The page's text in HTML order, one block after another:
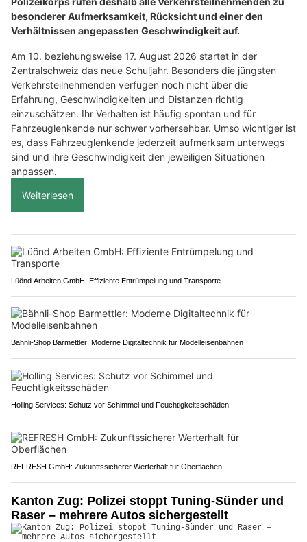
besonderer Aufmerksamkeit, Rücksicht und einer den
Verhältnissen angepassten Geschwindigkeit auf.
Am 10. beziehungsweise 17. August 2026 startet in der
Zentralschweiz das neue Schuljahr. Besonders die jüngsten
Verkehrsteilnehmenden verfügen noch nicht über die
Erfahrung, Geschwindigkeiten und Distanzen richtig
einzuschätzen. Ihr Verhalten ist häufig spontan und für
Fahrzeuglenkende nur schwer vorhersehbar. Umso wichtiger ist
es, dass Fahrzeuglenkende jederzeit aufmerksam unterwegs
sind und ihre Geschwindigkeit den jeweiligen Situationen
anpassen.
Weiterlesen
Lüönd Arbeiten GmbH: Effiziente Entrümpelung und Transporte
Bähnli-Shop Barmettler: Moderne Digitaltechnik für Modelleisenbahnen
Holling Services: Schutz vor Schimmel und Feuchtigkeitsschäden
REFRESH GmbH: Zukunftssicherer Werterhalt für Oberflächen
Kanton Zug: Polizei stoppt Tuning-Sünder und
Raser – mehrere Autos sichergestellt